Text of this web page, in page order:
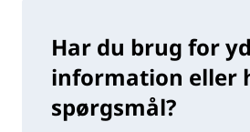
Har du brug for
information eller
spørgsmål?